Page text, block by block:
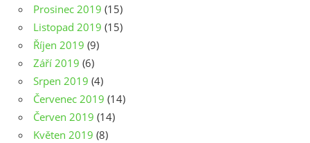
Prosinec 2019 (15)
Listopad 2019 (15)
Říjen 2019 (9)
Září 2019 (6)
Srpen 2019 (4)
Červenec 2019 (14)
Červen 2019 (14)
Květen 2019 (8)